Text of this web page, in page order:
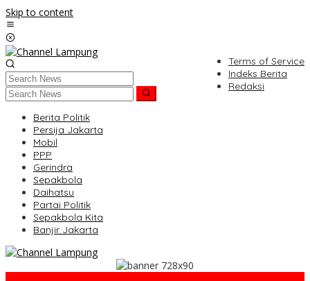
Skip to content
Terms of Service
Indeks Berita
Redaksi
Berita Politik
Persija Jakarta
Mobil
PPP
Gerindra
Sepakbola
Daihatsu
Partai Politik
Sepakbola Kita
Banjir Jakarta